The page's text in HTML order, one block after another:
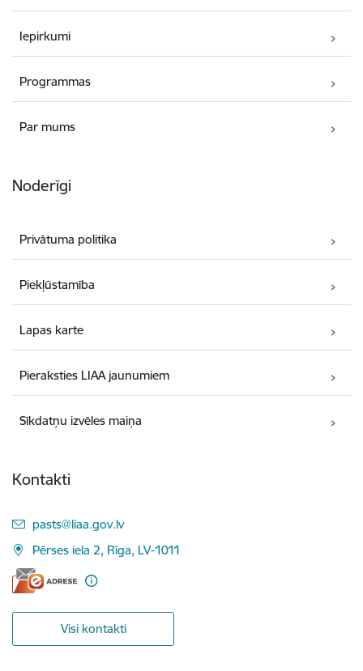
Iepirkumi
Programmas
Par mums
Noderīgi
Privātuma politika
Piekļūstamība
Lapas karte
Pieraksties LIAA jaunumiem
Sīkdatņu izvēles maiņa
Kontakti
E-pasts:
pasts@liaa.gov.lv
Pērses iela 2, Rīga, LV-1011
Visi kontakti